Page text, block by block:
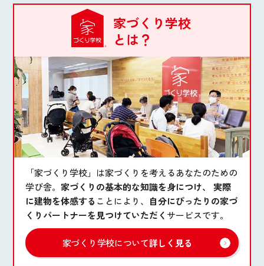
家づくり学校
とは？
「家づくり学校」は家づくりを考えるあなたのための
学び舎。 家づくりの基本的な知識を身につけ、 実際
に建物を体感する ことにより、 自分にぴったりの家づ
くりパートナーを見つけていただく サービスです。
家づくり学校について詳しく見る